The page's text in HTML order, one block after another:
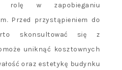
rolę w zapobieganiu
Przed przystąpieniem do
skonsultować się z
uniknąć kosztownych
oraz estetykę budynku